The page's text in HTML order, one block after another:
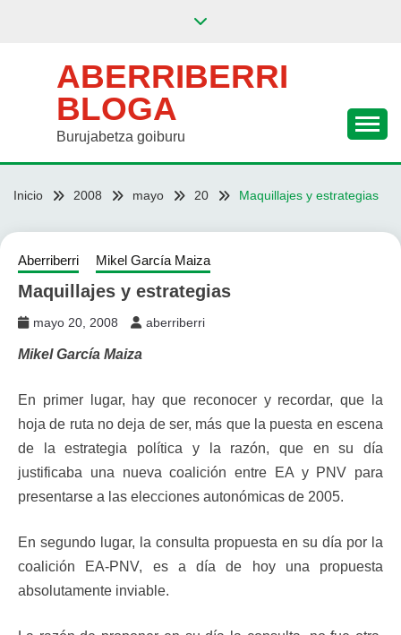
ABERRIBERRI
BLOGA
Burujabetza goiburu
Inicio 2008 mayo 20 Maquillajes y estrategias
Aberriberri Mikel García Maiza
Maquillajes y estrategias
mayo 20, 2008 aberriberri
Mikel García Maiza
En primer lugar, hay que reconocer y recordar, que la
hoja de ruta no deja de ser, más que la puesta en escena
de la estrategia política y la razón, que en su día
justificaba una nueva coalición entre EA y PNV para
presentarse a las elecciones autonómicas de 2005.
En segundo lugar, la consulta propuesta en su día por la
coalición EA-PNV, es a día de hoy una propuesta
absolutamente inviable.